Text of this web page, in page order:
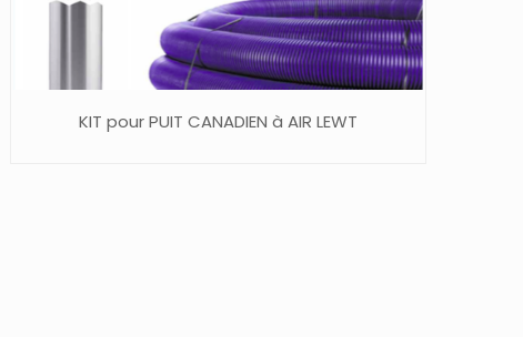
KIT pour PUIT CANADIEN à AIR LEWT